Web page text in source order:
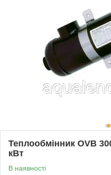
Теплообмінник OVB
кВт
В наявності